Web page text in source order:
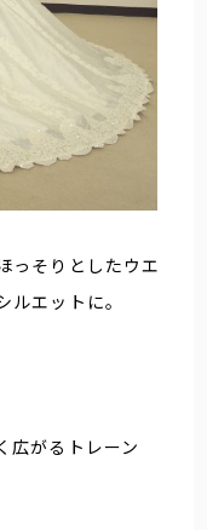
っそりとしたウエ
エットに。
広がるトレーン